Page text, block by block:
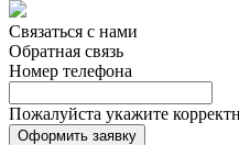
Связаться с нами
Обратная связь
Номер телефона
Пожалуйста укажите